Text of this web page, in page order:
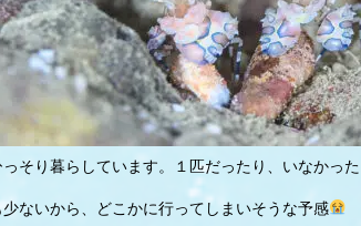
そり暮らしています。１匹だったり、いなかった
ないから、どこかに行ってしまいそうな予感